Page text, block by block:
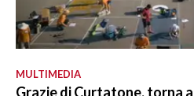
MULTIMEDIA
Grazie di Curtatone, torna